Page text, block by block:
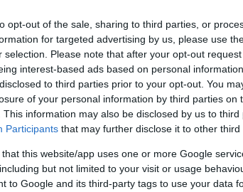
opt-out of the sale, sharing to third parties, or
for targeted advertising by us, please use
selection. Please note that after your opt-out
interest-based ads based on personal
to third parties prior to your opt-out. You
of your personal information by third parties on
This information may also be disclosed by us to
Participants that may further disclose it to other third
that this website/app uses one or more Google
but not limited to your visit or usage
to Google and its third-party tags to use your data
Parco in molte occasioni sono state
. Sicuramente la segnalazione del
intervento del brigadiereMichela
nelle vicinanze e ha raggiunto a
spagnola, ha permesso di evitare
gruppo è iniziata una raccolta fondi in
dagli incendi. I volontari, che
la loro opera di raccolta rifiutie